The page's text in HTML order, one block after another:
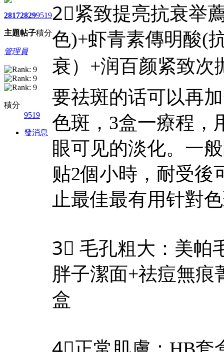
2817
主題
2829
帖子
9519
積分
管理員
積分
9519
發消息
2⃣️紧致提亮抗衰举
色)+虾青素傳明酸(
衰）+润百颜紧致
要祛斑的话可以再
色斑，3盒一療程，
眼可见的淡化。一
贴2個小時，耐受後
止最佳最有用针對
3⃣️ 毛孔粗大：美帕
胖子潔面+祛痘無痕
盒